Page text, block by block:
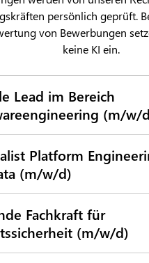
persönlich geprüft.
von Bewerbungen
keine KI ein.
Lead im Bereich
(m/w/
Platform
(m/w/d)
Fachkraft für
(m/w/d)